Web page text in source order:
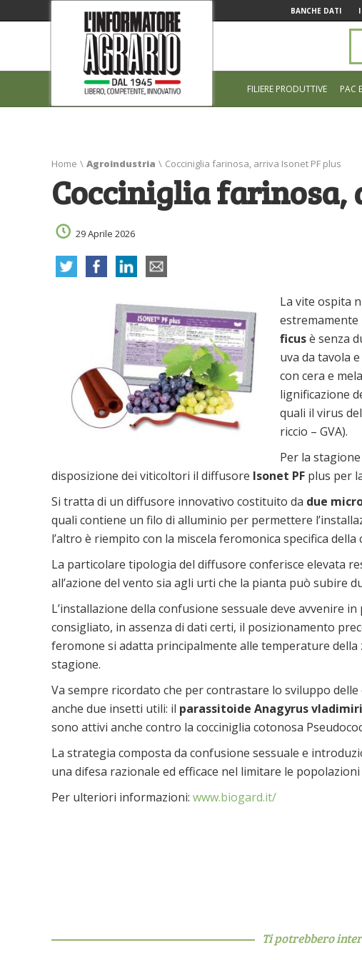
BANCHE DATI
FILIERE PRODUTTIVE PAC
Home \ Agroindustria \ Cocciniglia farinosa, arriva Isonet PF plus
Cocciniglia farinosa,
29 Aprile 2026
La vite ospita
estremamente
ficusè senza
uva da tavola
con cera e
lignificazione
quali il virus
riccio – GVA).
Per la
disposizione dei viticoltori il diffusore Isonet PF plus per
Si tratta di un diffusore innovativo costituito da due
quali contiene un filo di alluminio per permettere
l’altro è riempito con la miscela feromonica specifica della
La particolare tipologia del diffusore conferisce elevata
all’azione del vento sia agli urti che la pianta può subire
L’installazione della confusione sessuale deve avvenire
consigliato, in assenza di dati certi, il posizionamento
feromone si adatta principalmente alle temperature
stagione.
Va sempre ricordato che per contrastare lo sviluppo
anche due insetti utili: il parassitoide Anagyrus vladimiri
sono attivi anche contro la cocciniglia cotonosa
La strategia composta da confusione sessuale e
una difesa razionale ed efficace nel limitare le popolazioni
Per ulteriori informazioni: www.biogard.it/
Ti potrebbero